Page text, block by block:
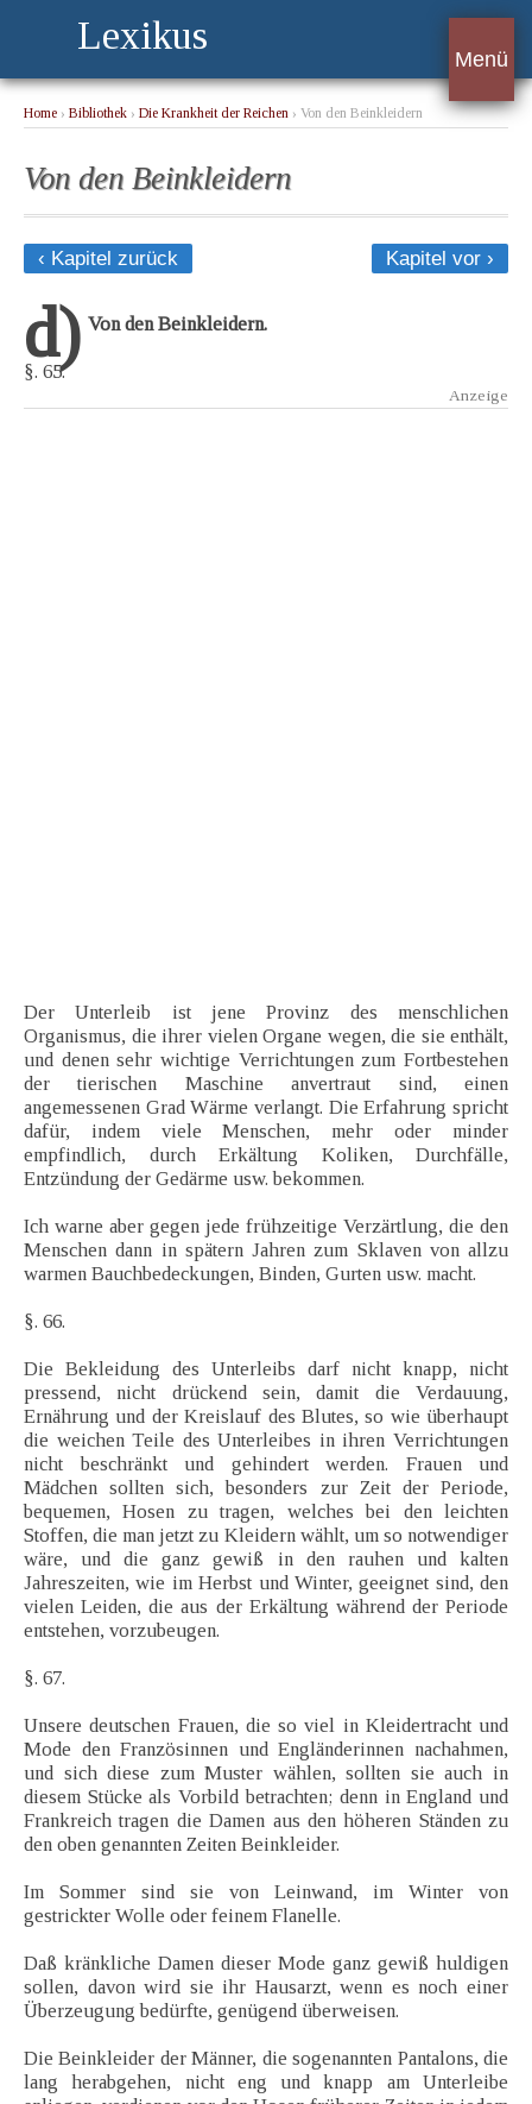
Lexikus
Menü
Home › Bibliothek › Die Krankheit der Reichen › Von den Beinkleidern
Von den Beinkleidern
‹ Kapitel zurück Kapitel vor ›
d) Von den Beinkleidern.
§. 65.
Der Unterleib ist jene Provinz des menschlichen
Organismus, die ihrer vielen Organe wegen, die sie enthält,
und denen sehr wichtige Verrichtungen zum Fortbestehen
der tierischen Maschine anvertraut sind, einen
angemessenen Grad Wärme verlangt. Die Erfahrung spricht
dafür, indem viele Menschen, mehr oder minder
empfindlich, durch Erkältung Koliken, Durchfälle,
Entzündung der Gedärme usw. bekommen.
Ich warne aber gegen jede frühzeitige Verzärtlung, die den
Menschen dann in spätern Jahren zum Sklaven von allzu
warmen Bauchbedeckungen, Binden, Gurten usw. macht.
§. 66.
Die Bekleidung des Unterleibs darf nicht knapp, nicht
pressend, nicht drückend sein, damit die Verdauung,
Ernährung und der Kreislauf des Blutes, so wie überhaupt
die weichen Teile des Unterleibes in ihren Verrichtungen
nicht beschränkt und gehindert werden. Frauen und
Mädchen sollten sich, besonders zur Zeit der Periode,
bequemen, Hosen zu tragen, welches bei den leichten
Stoffen, die man jetzt zu Kleidern wählt, um so notwendiger
wäre, und die ganz gewiß in den rauhen und kalten
Jahreszeiten, wie im Herbst und Winter, geeignet sind, den
vielen Leiden, die aus der Erkältung während der Periode
entstehen, vorzubeugen.
§. 67.
Unsere deutschen Frauen, die so viel in Kleidertracht und
Mode den Französinnen und Engländerinnen nachahmen,
und sich diese zum Muster wählen, sollten sie auch in
diesem Stücke als Vorbild betrachten; denn in England und
Frankreich tragen die Damen aus den höheren Ständen zu
den oben genannten Zeiten Beinkleider.
Im Sommer sind sie von Leinwand, im Winter von
gestrickter Wolle oder feinem Flanelle.
Daß kränkliche Damen dieser Mode ganz gewiß huldigen
sollen, davon wird sie ihr Hausarzt, wenn es noch einer
Überzeugung bedürfte, genügend überweisen.
Die Beinkleider der Männer, die sogenannten Pantalons, die
lang herabgehen, nicht eng und knapp am Unterleibe